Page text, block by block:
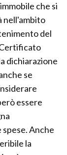
che si
nell'ambito
del
dichiarazione
se
essere
Anche
la